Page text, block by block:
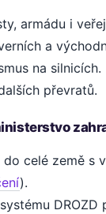
armádu i
a
na silnicích.
převratů.
celé země s
).